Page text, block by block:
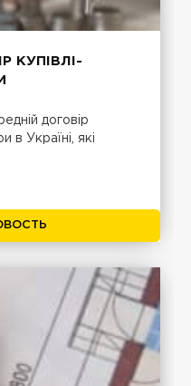
КУПІВЛІ-
договір
в Україні, які